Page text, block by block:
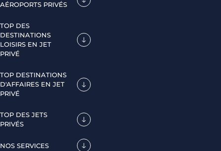
AÉROPORTS PRIVÉS
TOP DES
DESTINATIONS
LOISIRS EN JET
PRIVÉ
TOP DESTINATIONS
D'AFFAIRES EN JET
PRIVÉ
TOP DES JETS
PRIVÉS
NOS SERVICES